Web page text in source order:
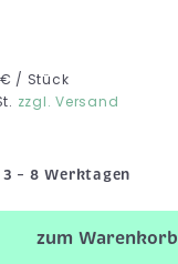
€ / Stück
zzgl. Versand
– 8 Werktagen
zum Warenkorb